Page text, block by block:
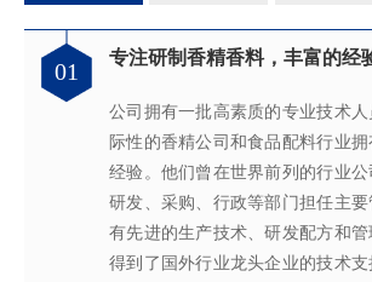
01
专注研制香精香料，丰富的经
公司拥有一批高素质的专业技术
际性的香精公司和食品配料行业
经验。他们曾在世界前列的行业公
研发、采购、行政等部门担任主
有先进的生产技术、研发配方和
得到了国外行业龙头企业的技术
02
满足客户不同的调香需求
拥有独立的香精香料技术研发实
为客户提供适合、满意，高性价
03
完善的质量管理体系
从2005年起，公司就建立了国际
2015质量管理体系及ISO22000：
系，为所有产品质量稳定性及食用
04
真心酿香味 芬芳传五洲
轩宇的应用及技术服务中心，汇
工程师从事香精香料在各类产品
效地针对客户需求打造不同产品，
产品质量以及缩短交货期的需求。